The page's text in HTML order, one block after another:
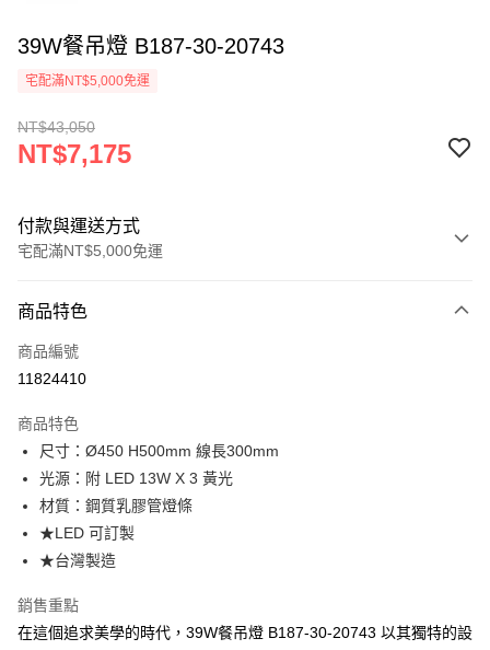
39W餐吊燈 B187-30-20743
宅配滿NT$5,000免運
NT$43,050
NT$7,175
付款與運送方式
宅配滿NT$5,000免運
信用卡一次付款
LINE Pay
街口支付
悠遊付
Google Pay
全盈+PAY
AFTEE先享後付
相關說明
商品特色
商品編號
11824410
商品特色
尺寸：Ø450 H500mm 線長300mm
光源：附 LED 13W X 3 黃光
材質：鋼質乳膠管燈條
★LED 可訂製
★台灣製造
銷售重點
在這個追求美學的時代，39W餐吊燈 B187-30-20743 以其獨特的設